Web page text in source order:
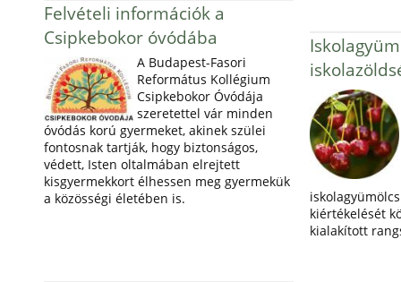
Felvételi információk a
Csipkebokor óvódába
A Budapest-Fasori
Református Kollégium
Csipkebokor Óvódája
szeretettel vár minden
óvódás korú gyermeket, akinek szülei
fontosnak tartják, hogy biztonságos,
védett, Isten oltalmában elrejtett
kisgyermekkort élhessen meg gyermekük
a közösségi életében is.
kiértékelését
kialakított